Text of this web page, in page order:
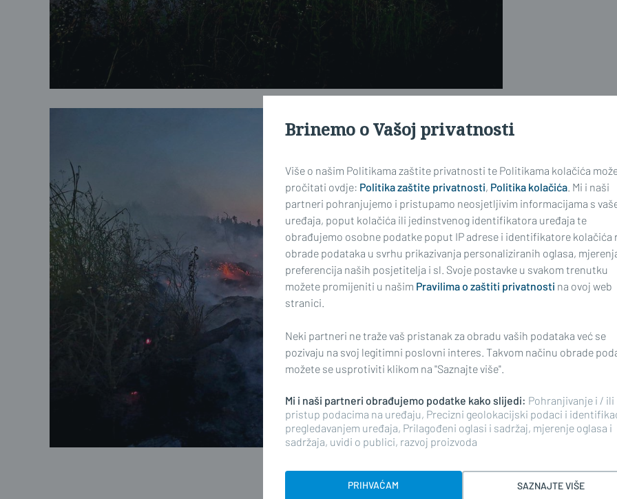
Brinemo o Vašoj privatnosti
Više o našim Politikama zaštite privatnosti te Politikama kolačića
pročitati ovdje: Politika zaštite privatnosti, Politika kolačića . Mi i naši
partneri pohranjujemo i pristupamo neosjetljivim informacijama s
uređaja, poput kolačića ili jedinstvenog identifikatora uređaja te
obrađujemo osobne podatke poput IP adrese i identifikatore kolačića
obrade podataka u svrhu prikazivanja personaliziranih oglasa,
preferencija naših posjetitelja i sl. Svoje postavke u svakom trenutku
možete promijeniti u našim Pravilima o zaštiti privatnosti na ovoj web
stranici.
Neki partneri ne traže vaš pristanak za obradu vaših podataka već se
pozivaju na svoj legitimni poslovni interes. Takvom načinu obrade
možete se usprotiviti klikom na "Saznajte više".
Mi i naši partneri obrađujemo podatke kako slijedi: Pohranjivanje i / ili
pristup podacima na uređaju, Precizni geolokacijski podaci i
pregledavanjem uređaja, Prilagođeni oglasi i sadržaj, mjerenje oglasa i
sadržaja, uvidi o publici, razvoj proizvoda
PRIHVAĆAM SAZNAJTE VIŠE